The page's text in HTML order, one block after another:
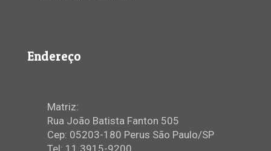
Endereço
Matriz:
Rua João Batista Fanton 505
Cep: 05203-180 Perus São Paulo/SP
Tel: 11 3915-9200